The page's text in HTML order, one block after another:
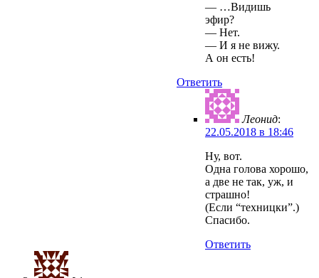
— …Видишь
эфир?
— Нет.
— И я не вижу.
А он есть!
Ответить
Леонид:
22.05.2018 в 18:46
Ну, вот.
Одна голова хорошо,
а две не так, уж, и
страшно!
(Если “техницки”.)
Спасибо.
Ответить